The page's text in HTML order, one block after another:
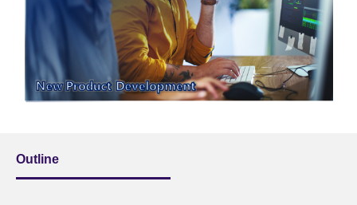
Outline